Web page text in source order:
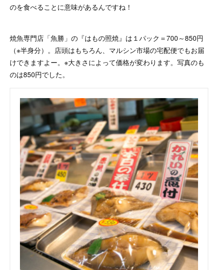
のを食べることに意味があるんですね！
焼魚専門店「魚勝」の『はもの照焼』は１パック＝700～850円
（※半身分）。店頭はもちろん、マルシン市場の宅配便でもお届
けできますよー。※大きさによって価格が変わります。写真のも
のは850円でした。